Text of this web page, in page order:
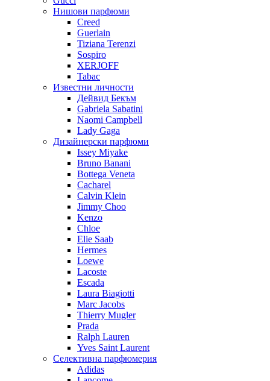
Нишови парфюми
Creed
Guerlain
Tiziana Terenzi
Sospiro
XERJOFF
Tabac
Известни личности
Дейвид Бекъм
Gabriela Sabatini
Naomi Campbell
Lady Gaga
Дизайнерски парфюми
Issey Miyake
Bruno Banani
Bottega Veneta
Cacharel
Calvin Klein
Jimmy Choo
Kenzo
Chloe
Elie Saab
Hermes
Loewe
Lacoste
Escada
Laura Biagiotti
Marc Jacobs
Thierry Mugler
Prada
Ralph Lauren
Yves Saint Laurent
Селективна парфюмерия
Adidas